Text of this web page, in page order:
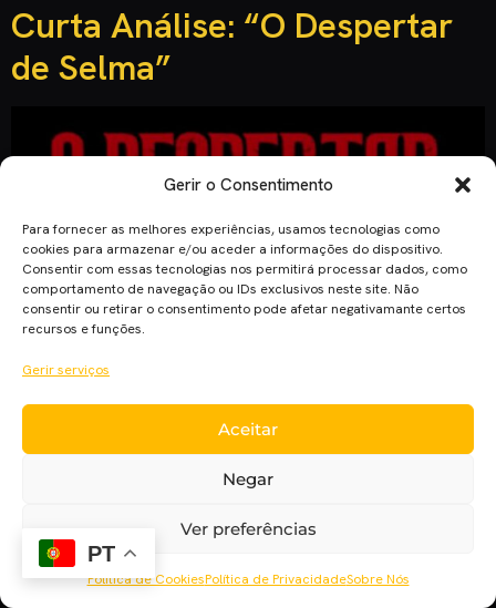
Gerir o Consentimento
Para fornecer as melhores experiências, usamos tecnologias como
cookies para armazenar e/ou aceder a informações do dispositivo.
Consentir com essas tecnologias nos permitirá processar dados, como
comportamento de navegação ou IDs exclusivos neste site. Não
consentir ou retirar o consentimento pode afetar negativamante certos
recursos e funções.
Gerir serviços
Aceitar
Negar
Ver preferências
Política de CookiesPolítica de PrivacidadeSobre Nós
Curta Análise: “O Despertar
de Selma”
oportunidade a curtas-metragens de serem divulgadas e
analisadas por membros da nossa equipa, hoje será “O
Despertar de Selma”. Aqui vamos analisar curtas-metragens
não deixando nada de lado. A primeira a ser analisada é uma
curta de terror. […]
PT